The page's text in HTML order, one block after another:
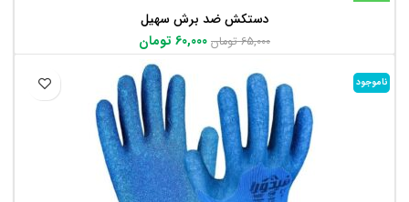
دستکش ضد برش سهیل
65,000 تومان 60,000 تومان
ناموجود